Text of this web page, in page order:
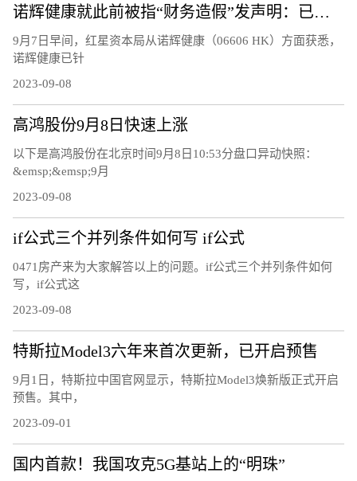
诺辉健康就此前被指“财务造假”发声明：已向当地警方提起刑事控告并得到受理
9月7日早间，红星资本局从诺辉健康（06606 HK）方面获悉，
诺辉健康已针
2023-09-08
高鸿股份9月8日快速上涨
以下是高鸿股份在北京时间9月8日10:53分盘口异动快照：
&emsp;&emsp;9月
2023-09-08
if公式三个并列条件如何写 if公式
0471房产来为大家解答以上的问题。if公式三个并列条件如何
写，if公式这
2023-09-08
特斯拉Model3六年来首次更新，已开启预售
9月1日，特斯拉中国官网显示，特斯拉Model3焕新版正式开启
预售。其中，
2023-09-01
国内首款！我国攻克5G基站上的“明珠”